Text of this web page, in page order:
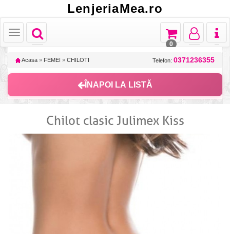
LenjeriaMea.ro
Toggle
navigation
Toggle
Toggle
navigation
Toggle
navigation
Toggle
navigation
0
Acasa » FEMEI » CHILOTI Telefon: 0371236355
ÎNAPOI LA LISTĂ
Chilot clasic Julimex Kiss